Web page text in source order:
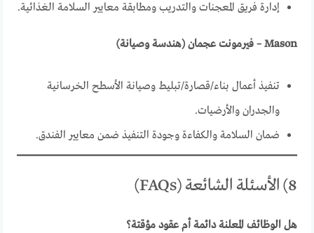
إدارة فريق المعجنات والتدريب ومطابقة معايير السلامة الغذائية.
Mason – فيرمونت عجمان (هندسة وصيانة)
تنفيذ أعمال بناء/قصارة/تبليط وصيانة الأسطح الخرسانية
والجدران والأرضيات.
ضمان السلامة والكفاءة وجودة التنفيذ ضمن معايير الفندق.
8) الأسئلة الشائعة (FAQs)
هل الوظائف المعلنة دائمة أم عقود مؤقتة؟